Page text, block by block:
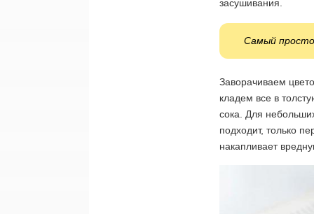
засушивания.
Самый
Заворачиваем
кладем все в
сока. Для
подходит, только
накапливает